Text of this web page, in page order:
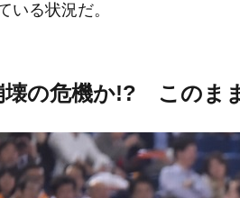
いる状況だ。
壊の危機か!? このま